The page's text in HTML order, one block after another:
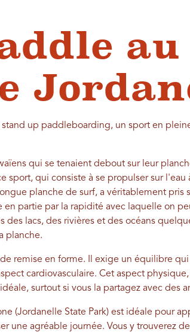
au
up paddleboarding, un sport en
qui se tenaient debout sur leur
sport, qui consiste à se propulser sur l'eau
planche de surf, a véritablement pris
partie par la rapidité avec laquelle on
lacs, des rivières et des océans
sa planche.
remise en forme. Il exige un équilibre
cardiovasculaire. Cet aspect
surtout si vous la partagez avec des
(Jordanelle State Park) est idéale pour
une agréable journée. Vous y trouverez